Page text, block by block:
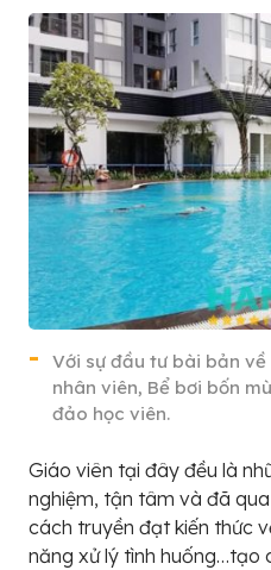
Với sự đầu tư bài bản
nhân viên, Bể bơi bốn
đảo học viên.
Giáo viên tại đây đều là
nghiệm, tận tâm và đã
cách truyền đạt kiến thức
năng xử lý tình huống…tạo